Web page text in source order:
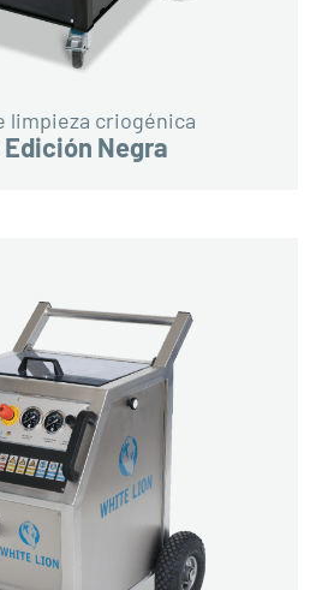
limpieza criogénica
Negra